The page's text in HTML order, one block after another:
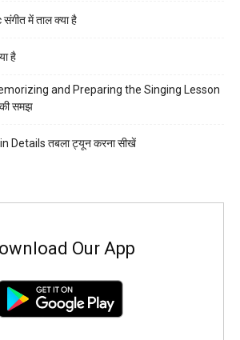
में ताल क्या है
है
and Preparing the Singing Lesson
समझ
Details तबला ट्यून करना सीखें
Our App